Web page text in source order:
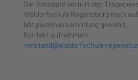
Der Vorstand vertritt den
Waldorfschule Regensburg nach
Mitgliederversammlung gewählt.
Kontakt aufnehmen:
vorstand@waldorfschule-